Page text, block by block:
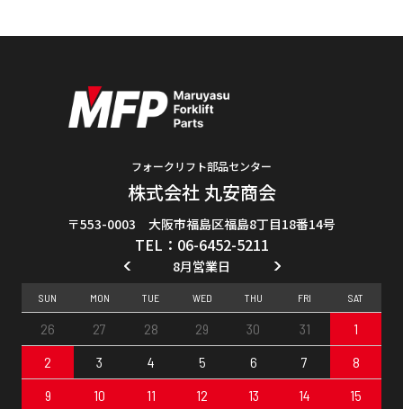
フォークリフト部品センター
株式会社 丸安商会
〒553-0003 大阪市福島区福島8丁目18番14号
TEL：06-6452-5211
8月営業日
SUN MON TUE WED THU FRI SAT
26 27 28 29 30 31
1
2
3 4 5 6 7
8
9
10 11 12 13 14
15